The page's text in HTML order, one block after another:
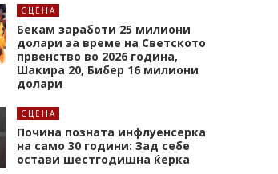
СЦЕНА
Бекам заработи 25 милиони
долари за време на Светското
првенство во 2026 година,
Шакира 20, Бибер 16 милиони
долари
СЦЕНА
Почина позната инфлуенсерка
на само 30 години: Зад себе
остави шестгодишна ќерка